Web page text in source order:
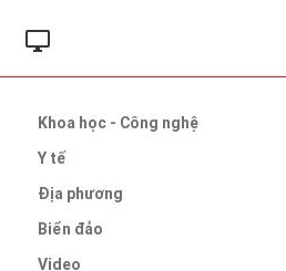
Khoa học - Công nghệ
Y tế
Địa phương
Biển đảo
Video